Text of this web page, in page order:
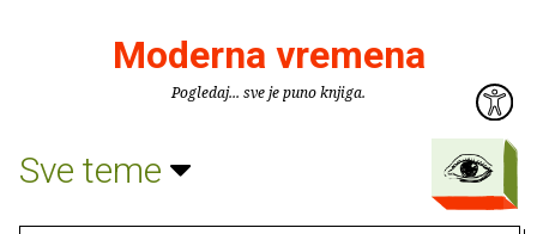
Moderna vremena
Pogledaj... sve je puno knjiga.
Sve teme